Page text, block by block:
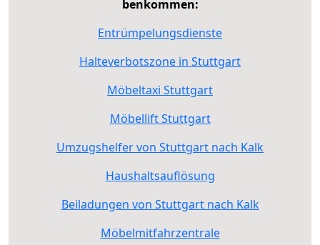
benkommen:
Entrümpelungsdienste
Halteverbotszone in Stuttgart
Möbeltaxi Stuttgart
Möbellift Stuttgart
Umzugshelfer von Stuttgart nach Kalk
Haushaltsauflösung
Beiladungen von Stuttgart nach Kalk
Möbelmitfahrzentrale